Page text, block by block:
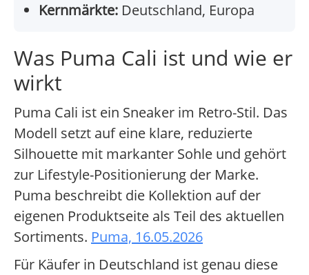
Kernmärkte: Deutschland, Europa
Was Puma Cali ist und wie er
wirkt
Puma Cali ist ein Sneaker im Retro-Stil. Das
Modell setzt auf eine klare, reduzierte
Silhouette mit markanter Sohle und gehört
zur Lifestyle-Positionierung der Marke.
Puma beschreibt die Kollektion auf der
eigenen Produktseite als Teil des aktuellen
Sortiments. Puma, 16.05.2026
Für Käufer in Deutschland ist genau diese